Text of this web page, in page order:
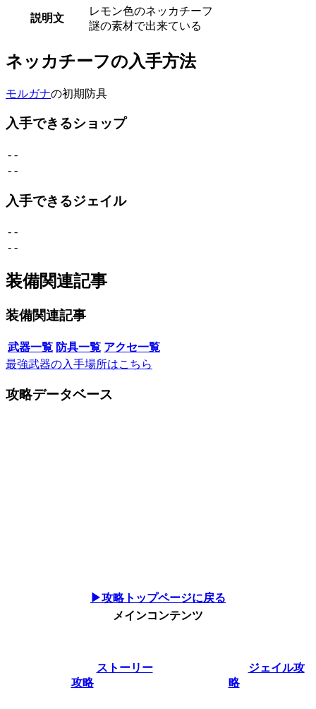
説明文
レモン色のネッカチーフ
謎の素材で出来ている
ネッカチーフの入手方法
モルガナの初期防具
入手できるショップ
- -
- -
入手できるジェイル
- -
- -
装備関連記事
装備関連記事
武器一覧 防具一覧 アクセ一覧
最強武器の入手場所はこちら
攻略データベース
▶攻略トップページに戻る
メインコンテンツ
ストーリー
攻略
ジェイル攻
略